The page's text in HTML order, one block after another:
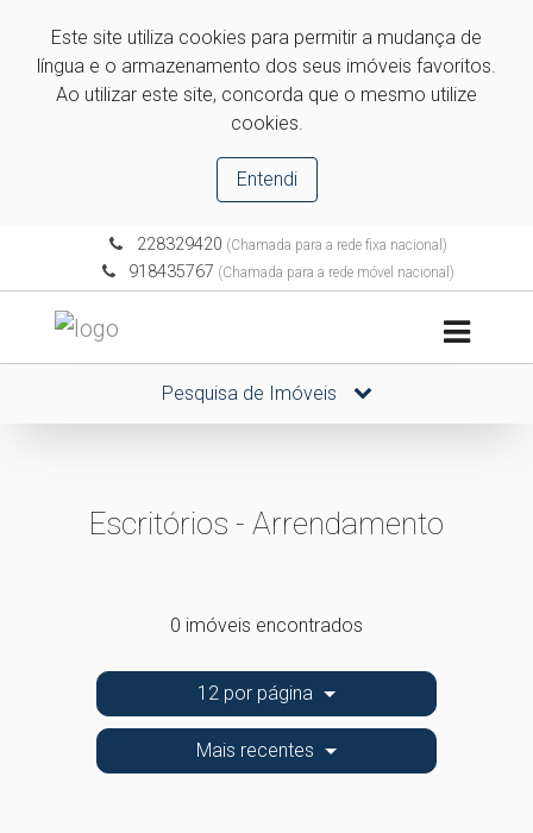
Este site utiliza cookies para permitir a mudança de
língua e o armazenamento dos seus imóveis favoritos.
Ao utilizar este site, concorda que o mesmo utilize
cookies.
Entendi
228329420 (Chamada para a rede fixa nacional)
918435767 (Chamada para a rede móvel nacional)
Pesquisa de Imóveis
Escritórios - Arrendamento
0 imóveis encontrados
12 por página
Mais recentes